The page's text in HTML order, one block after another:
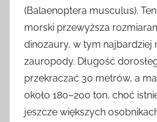
(Balaenoptera musculus).
morski przewyższa
dinozaury, w tym najbardziej
zauropody. Długość
przekraczać 30 metrów, a
około 180–200 ton, choć
jeszcze większych